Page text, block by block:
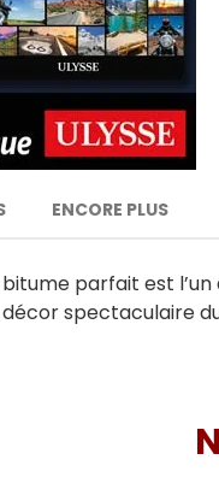
ENCORE PLUS
parfait est
spectaculaire